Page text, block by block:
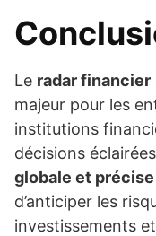
Le radar financier
majeur pour les
institutions
décisions
globale et
d’anticiper les
investissements